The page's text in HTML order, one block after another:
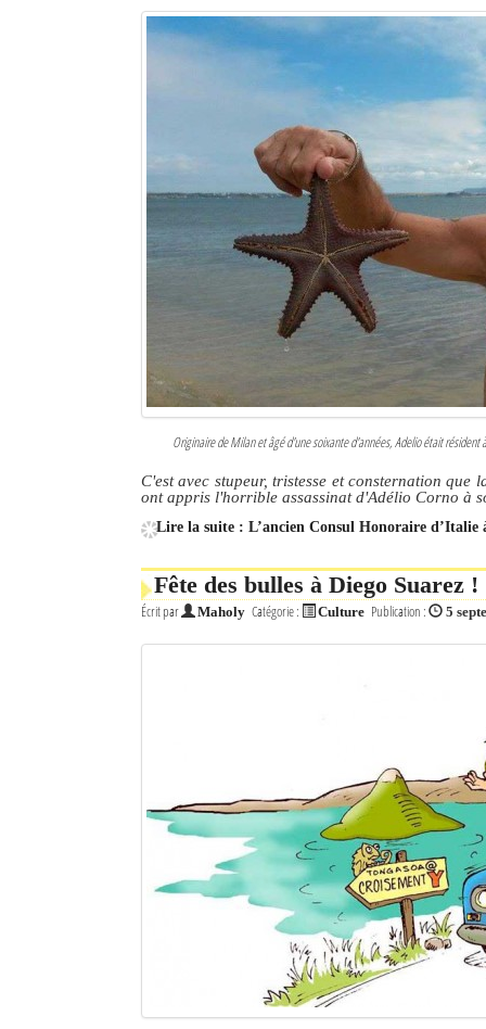
Mot de passe oublié ?
Originaire de Milan et âgé d'une soixante d'années, Adelio était
C'est avec stupeur, tristesse et consternation que
ont appris l'horrible assassinat d'Adélio Corno à
Lire la suite : L’ancien Consul Honoraire d’Italie
Fête des bulles à Diego Suarez !
Écrit par Maholy Catégorie : Culture Publication : 5